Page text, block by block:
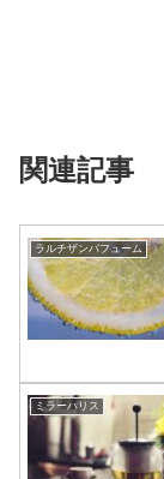
関連記事
ラルチザンパフューム
ミラーハリス